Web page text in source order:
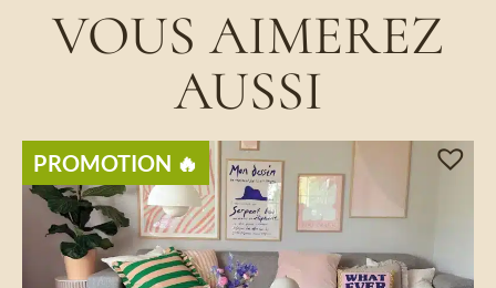
VOUS AIMEREZ
AUSSI
PROMOTION 🔥